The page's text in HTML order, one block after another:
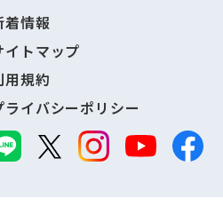
着情報
イトマップ
用規約
ライバシーポリシー